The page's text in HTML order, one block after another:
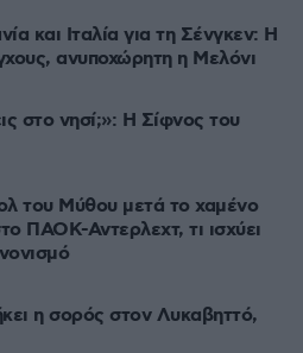
και Ιταλία για τη Σένγκεν: Η
ανυποχώρητη η Μελόνι
στο νησί;»: Η Σίφνος του
του Μύθου μετά το χαμένο
ΠΑΟΚ-Αντερλεχτ, τι ισχύει
η σορός στον Λυκαβηττό,